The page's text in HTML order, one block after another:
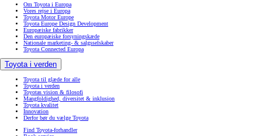
Om Toyota i Europa
Vores rejse i Europa
Toyota Motor Europe
Toyota Europe Design Development
Europæiske fabrikker
Den europæiske forsyningskæde
Nationale marketing- & salgsselskaber
Toyota Connected Europa
Toyota i verden
Toyota til glæde for alle
Toyota i verden
Toyotas vision & filosofi
Mangfoldighed, diversitet & inklusion
Toyota kvalitet
Innovation
Derfor bør du vælge Toyota
Find Toyota-forhandler